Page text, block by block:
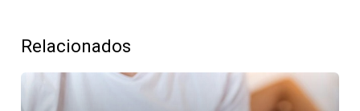
Relacionados